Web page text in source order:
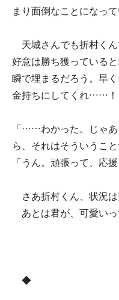
まり面倒なことになって
天城さんでも折村く
好意は勝ち獲っている
瞬で埋まるだろう。早
金持ちにしてくれ……！
「……わかった。じゃ
ら、それはそういうこ
「うん。頑張って、応
さあ折村くん、状況は
あとは君が、可愛いっ
◆